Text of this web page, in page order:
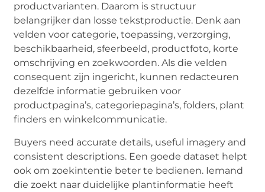
productvarianten. Daarom is structuur
belangrijker dan losse tekstproductie. Denk aan
velden voor categorie, toepassing, verzorging,
beschikbaarheid, sfeerbeeld, productfoto, korte
omschrijving en zoekwoorden. Als die velden
consequent zijn ingericht, kunnen redacteuren
dezelfde informatie gebruiken voor
productpagina’s, categoriepagina’s, folders, plant
finders en winkelcommunicatie.
Buyers need accurate details, useful imagery and
consistent descriptions. Een goede dataset helpt
ook om zoekintentie beter te bedienen. Iemand
die zoekt naar duidelijke plantinformatie heeft